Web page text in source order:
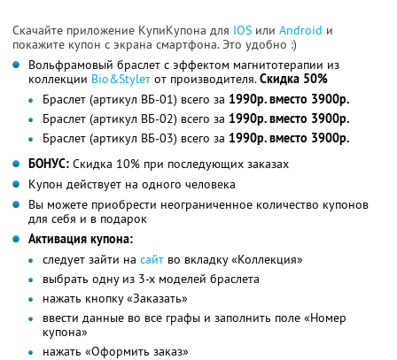
Скачайте приложение КупиКупона для IOS или Android и
покажите купон с экрана смартфона. Это удобно :)
Вольфрамовый браслет с эффектом магнитотерапии из
коллекции Bio&Styleт от производителя.Скидка 50%
Браслет (артикул ВБ-01) всего за 1990р. вместо 3900р.
Браслет (артикул ВБ-02) всего за 1990р. вместо 3900р.
Браслет (артикул ВБ-03) всего за 1990р. вместо 3900р.
БОНУС: Скидка 10% при последующих заказах
Купон действует на одного человека
Вы можете приобрести неограниченное количество купонов
для себя и в подарок
Активация купона:
следует зайти на сайт во вкладку «Коллекция»
выбрать одну из 3-х моделей браслета
нажать кнопку «Заказать»
ввести данные во все графы и заполнить поле «Номер
купона»
нажать «Оформить заказ»